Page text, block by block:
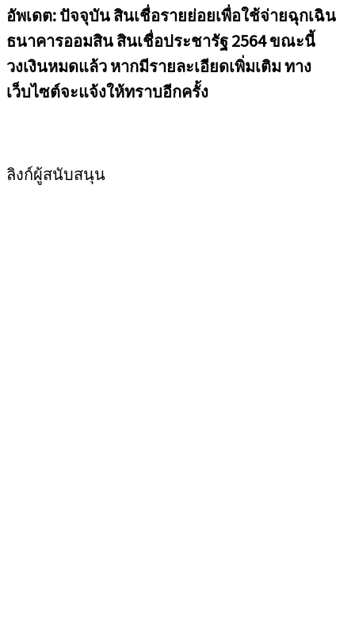
อัพเดต: ปัจจุบัน สินเชื่อรายย่อยเพื่อใช้จ่ายฉุกเฉิน
ธนาคารออมสิน สินเชื่อประชารัฐ 2564 ขณะนี้
วงเงินหมดแล้ว หากมีรายละเอียดเพิ่มเติม ทาง
เว็บไซต์จะแจ้งให้ทราบอีกครั้ง
ลิงก์ผู้สนับสนุน